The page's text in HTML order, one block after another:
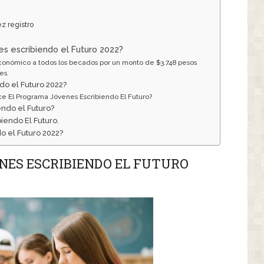
registro
escribiendo el Futuro 2022?
a todos los becados por un monto de $3.748 pesos
el Futuro 2022?
El Programa Jóvenes Escribiendo El Futuro?
el Futuro?
El Futuro.
el Futuro 2022?
ESCRIBIENDO EL FUTURO